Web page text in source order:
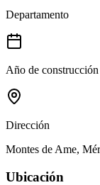
Departamento
Año de construcción
Dirección
Montes de Ame,
Ubicación